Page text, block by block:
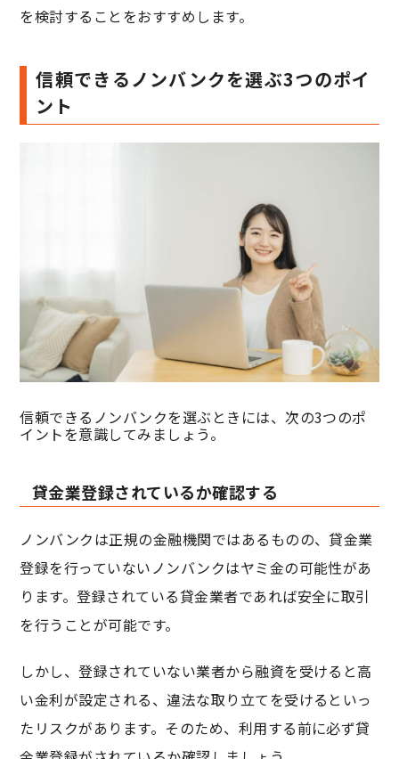
を検討することをおすすめします。
信頼できるノンバンクを選ぶ3つのポイ
ント
信頼できるノンバンクを選ぶときには、次の3つのポ
イントを意識してみましょう。
貸金業登録されているか確認する
ノンバンクは正規の金融機関ではあるものの、貸金業
登録を行っていないノンバンクはヤミ金の可能性があ
ります。登録されている貸金業者であれば安全に取引
を行うことが可能です。
しかし、登録されていない業者から融資を受けると高
い金利が設定される、違法な取り立てを受けるといっ
たリスクがあります。そのため、利用する前に必ず貸